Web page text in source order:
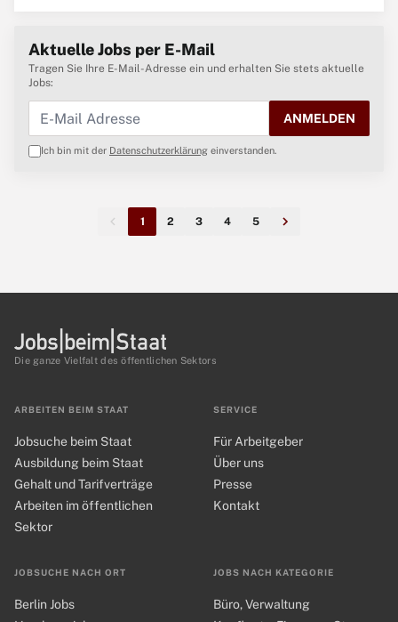
Aktuelle Jobs per E-Mail
Tragen Sie Ihre E-Mail-Adresse ein und erhalten Sie stets aktuelle
Jobs:
ANMELDEN
Ich bin mit der Datenschutzerklärung einverstanden.
1 2 3 4 5
Die ganze Vielfalt des öffentlichen Sektors
ARBEITEN BEIM STAAT
Jobsuche beim Staat
Ausbildung beim Staat
Gehalt und Tarifverträge
Arbeiten im öffentlichen
Sektor
JOBSUCHE NACH ORT
Berlin Jobs
JOBS NACH KATEGORIE
Büro, Verwaltung
SERVICE
Für Arbeitgeber
Über uns
Presse
Kontakt